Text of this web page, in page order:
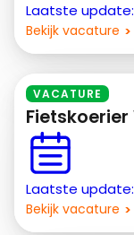
Laatste update:
Bekijk vacature
VACATURE
Laatste
Bekijk vacature